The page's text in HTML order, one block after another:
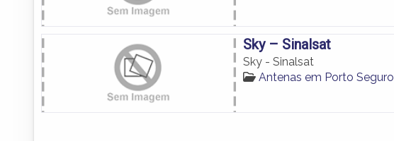
Sky – Sinalsat
Sky - Sinalsat
Antenas em Porto Seguro